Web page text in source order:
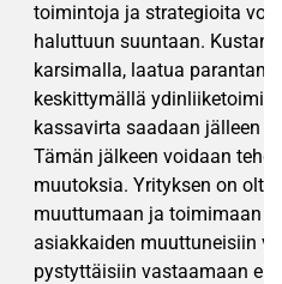
toimintoja ja strategioita
haluttuun suuntaan.
karsimalla, laatua
keskittymällä
kassavirta saadaan jälleen
Tämän jälkeen voidaan
muutoksia. Yrityksen on
muuttumaan ja toimimaan
asiakkaiden muuttuneisiin
pystyttäisiin vastaamaan